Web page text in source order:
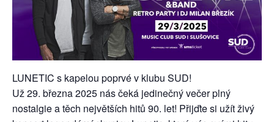
LUNETIC s kapelou poprvé v klubu SUD!
Už 29. března 2025 nás čeká jedinečný večer plný
nostalgie a těch největších hitů 90. let! Přijďte si užít živý